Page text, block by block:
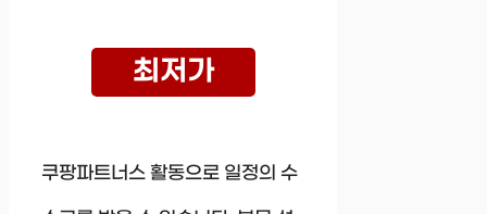
최저가
쿠팡파트너스 활동으로 일정의 수